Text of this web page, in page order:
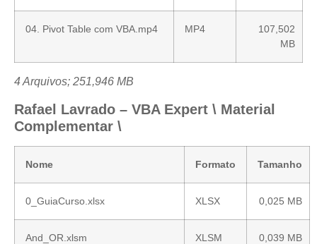
04. Pivot Table com VBA.mp4 MP4
107,502
MB
4 Arquivos; 251,946 MB
Rafael Lavrado – VBA Expert \ Material
Complementar \
Nome Formato Tamanho
0_GuiaCurso.xlsx XLSX 0,025 MB
And_OR.xlsm XLSM 0,039 MB